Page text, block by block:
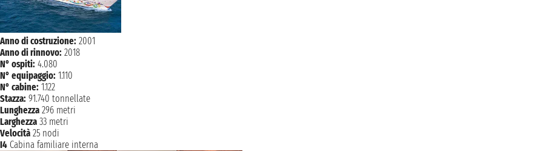
Anno di costruzione: 2001
Anno di rinnovo: 2018
N° ospiti: 4.080
N° equipaggio: 1.110
N° cabine: 1.122
Stazza: 91.740 tonnellate
Lunghezza 296 metri
Larghezza 33 metri
Velocità 25 nodi
I4 Cabina familiare interna